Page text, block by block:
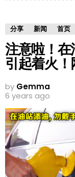
分享 新闻 首页
注意啦！
引起着火！
by Gemma
6 years ago